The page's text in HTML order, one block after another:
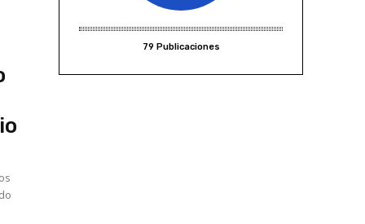
79 Publicaciones